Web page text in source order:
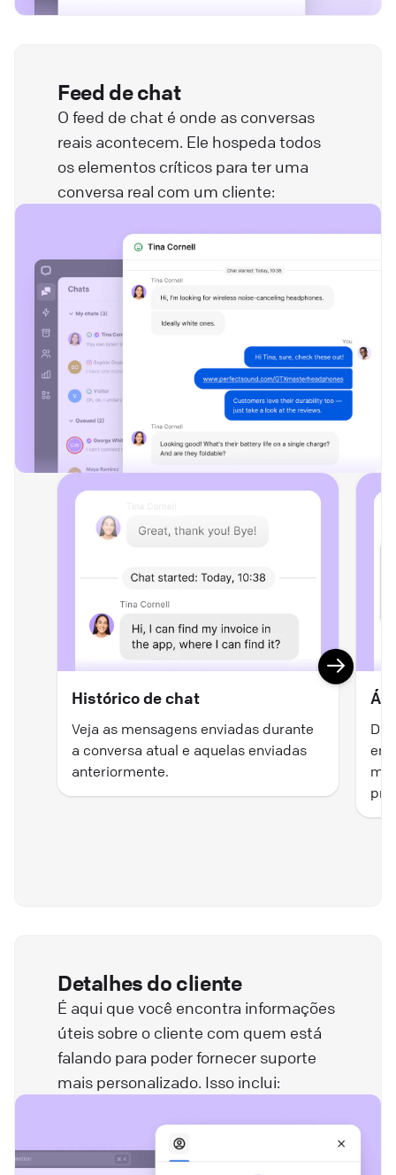
Feed de chat
O feed de chat é onde as conversas
reais acontecem. Ele hospeda todos
os elementos críticos para ter uma
conversa real com um cliente:
Histórico de chat
Veja as mensagens enviadas durante
a conversa atual e aquelas enviadas
anteriormente.
Detalhes do cliente
É aqui que você encontra informações
úteis sobre o cliente com quem está
falando para poder fornecer suporte
mais personalizado. Isso inclui: